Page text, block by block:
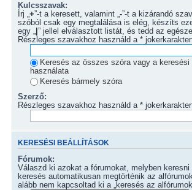
Kulcsszavak:
Írj „+”-t a keresett, valamint „-”-t a kizárandó szavak elé. Ha több
szóból csak egy megtalálása is elég, készíts
egy „
|” jellel elválasztott listát, és tedd az
Részleges szavakhoz használd a *
Keresés az összes szóra vagy a
használata
Keresés bármely szóra
Szerző:
Részleges szavakhoz használd a *
KERESÉSI BEÁLLÍTÁSOK
Fórumok:
Válaszd ki azokat a fórumokat, melyben
keresés automatikusan megtörténik az
alább nem kapcsoltad ki a „keresés az